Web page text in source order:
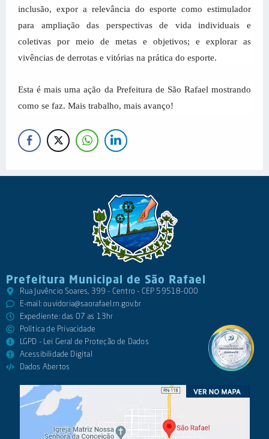
inclusão, expor a relevância do esporte como estimulador
para ampliação das perspectivas de vida individuais e
coletivas por meio de metas e objetivos; e explorar as
vivências de derrotas e vitórias na prática do esporte.
Esta é mais uma ação da Prefeitura de São Rafael mostrando
como se faz. Mais trabalho, mais avanço!
Prefeitura Municipal de São Rafael
Rua Juvêncio Soares, 399 - Centro - CEP 59518-000
E-mail:ouvidoria@saorafael.rn.gov.br
Expediente: das 07 as 13hr
Política de Privacidade
LGPD - Lei Geral de Proteção de Dados
Acessibilidade Digital
Dados Abertos